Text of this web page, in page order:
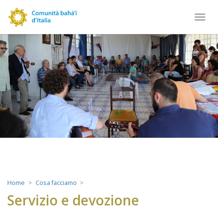
Home Cosa facciamo
Servizio e devozione